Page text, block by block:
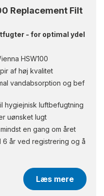
konstrueret af metal for
at registrere den
skifte filter mindst en
med op til 6
med tør luft, skal du
– en eksklusiv,
premium-
store rum, hele hjem
Replacement Filt
- for optimal ydel
HSW100
af høj kvalitet
vandabsorption og bef
hygiejnisk luftbefugtning
uønsket lugt
en gang om året
år ved registrering og å
Læs mere